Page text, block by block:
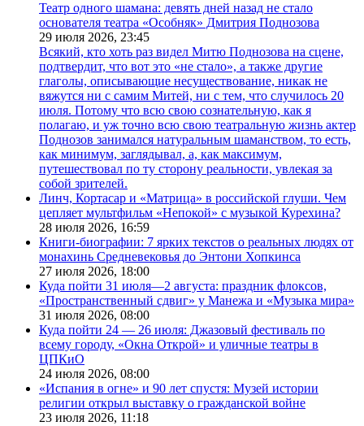
Театр одного шамана: девять дней назад не стало
основателя театра «Особняк» Дмитрия Поднозова
29 июля 2026, 23:45
Всякий, кто хоть раз видел Митю Поднозова на сцене,
подтвердит, что вот это «не стало», а также другие
глаголы, описывающие несуществование, никак не
вяжутся ни с самим Митей, ни с тем, что случилось 20
июля. Потому что всю свою сознательную, как я
полагаю, и уж точно всю свою театральную жизнь актер
Поднозов занимался натуральным шаманством, то есть,
как минимум, заглядывал, а, как максимум,
путешествовал по ту сторону реальности, увлекая за
собой зрителей.
Линч, Кортасар и «Матрица» в российской глуши. Чем
цепляет мультфильм «Непокой» с музыкой Курехина?
28 июля 2026, 16:59
Книги-биографии: 7 ярких текстов о реальных людях от
монахинь Средневековья до Энтони Хопкинса
27 июля 2026, 18:00
Куда пойти 31 июля—2 августа: праздник флоксов,
«Пространственный сдвиг» у Манежа и «Музыка мира»
31 июля 2026, 08:00
Куда пойти 24 — 26 июля: Джазовый фестиваль по
всему городу, «Окна Открой» и уличные театры в
ЦПКиО
24 июля 2026, 08:00
«Испания в огне» и 90 лет спустя: Музей истории
религии открыл выставку о гражданской войне
23 июля 2026, 11:18